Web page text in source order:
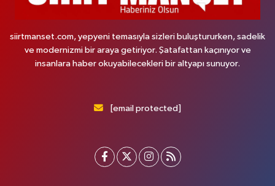
siirtmanset.com, yepyeni temasıyla sizleri buluştururken, sadelik
ve modernizmi bir araya getiriyor. Şatafattan kaçınıyor ve
insanlara haber okuyabilecekleri bir altyapı sunuyor.
[email protected]